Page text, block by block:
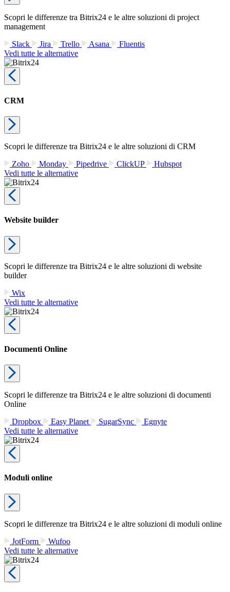
Scopri le differenze tra Bitrix24 e le altre soluzioni di project
management
Slack
Jira Trello Asana
Fluentis
Vedi tutte le alternative
CRM
Scopri le differenze tra Bitrix24 e le altre soluzioni di CRM
Zoho
Monday Pipedrive ClickUP
Hubspot
Vedi tutte le alternative
Website builder
Scopri le differenze tra Bitrix24 e le altre soluzioni di website
builder
Wix
Vedi tutte le alternative
Documenti Online
Scopri le differenze tra Bitrix24 e le altre soluzioni di documenti
Online
Dropbox
Easy Planet SugarSync
Egnyte
Vedi tutte le alternative
Moduli online
Scopri le differenze tra Bitrix24 e le altre soluzioni di moduli online
JotForm
Wufoo
Vedi tutte le alternative